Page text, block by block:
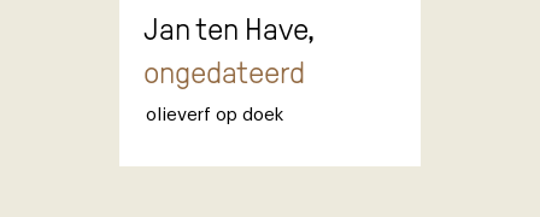
Jan ten Have,
ongedateerd
olieverf op doek